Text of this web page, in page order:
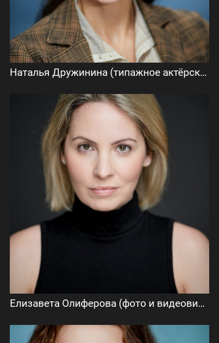
Наталья Дружинина (типажное актёрское портфолио)
Елизавета Олиферова (фото и видеовизитка)